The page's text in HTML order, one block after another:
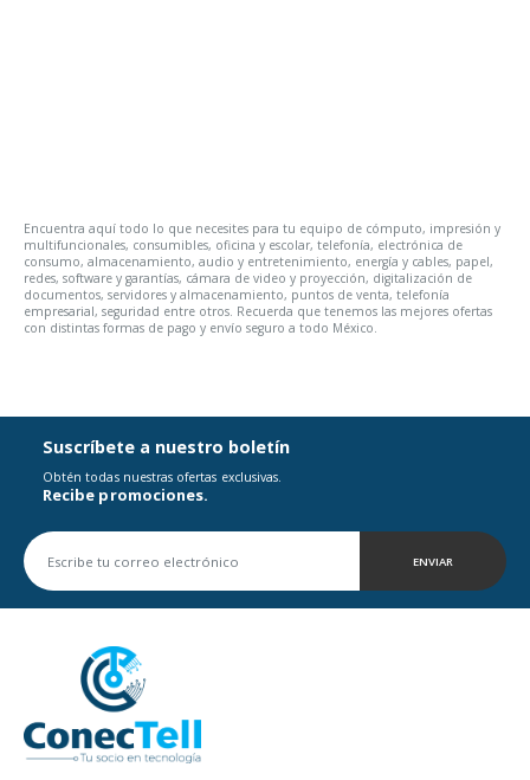
Encuentra aquí todo lo que necesites para tu equipo de cómputo, impresión y
multifuncionales, consumibles, oficina y escolar, telefonía, electrónica de
consumo, almacenamiento, audio y entretenimiento, energía y cables, papel,
redes, software y garantías, cámara de video y proyección, digitalización de
documentos, servidores y almacenamiento, puntos de venta, telefonía
empresarial, seguridad entre otros. Recuerda que tenemos las mejores ofertas
con distintas formas de pago y envío seguro a todo México.
Suscríbete a nuestro boletín
Obtén todas nuestras ofertas exclusivas.
Recibe promociones.
ENVIAR